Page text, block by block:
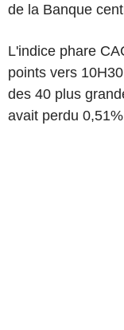
de la Banque
L'indice phare
points vers
des 40 plus
avait perdu